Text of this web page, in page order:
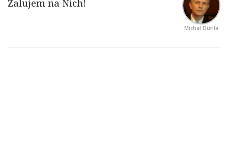
Michal Durila